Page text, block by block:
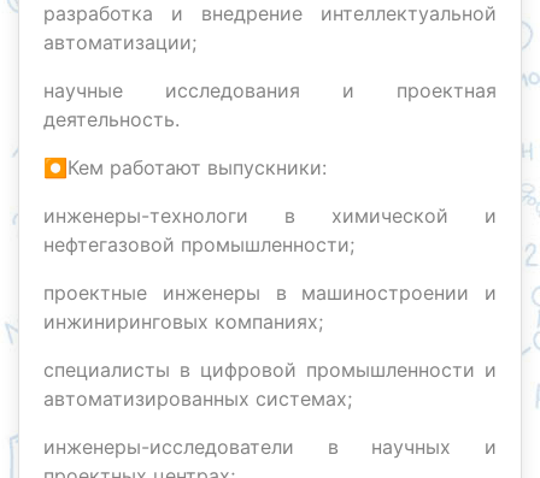
разработка и внедрение интеллектуальной
автоматизации;
научные исследования и проектная
деятельность.
⏺Кем работают выпускники:
инженеры-технологи в химической и
нефтегазовой промышленности;
проектные инженеры в машиностроении и
инжиниринговых компаниях;
специалисты в цифровой промышленности и
автоматизированных системах;
инженеры-исследователи в научных и